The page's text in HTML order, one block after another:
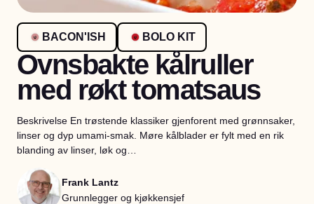
BACON'ISH BOLO KIT
Ovnsbakte kålruller
med røkt tomatsaus
Beskrivelse En trøstende klassiker gjenforent med grønnsaker,
linser og dyp umami-smak. Møre kålblader er fylt med en rik
blanding av linser, løk og…
Frank Lantz
Grunnlegger og kjøkkensjef